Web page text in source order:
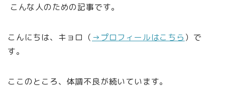
こんな人のための記事です。
こんにちは、キョロ（ →プロフィールはこちら ）で
す。
ここのところ、体調不良が続いています。